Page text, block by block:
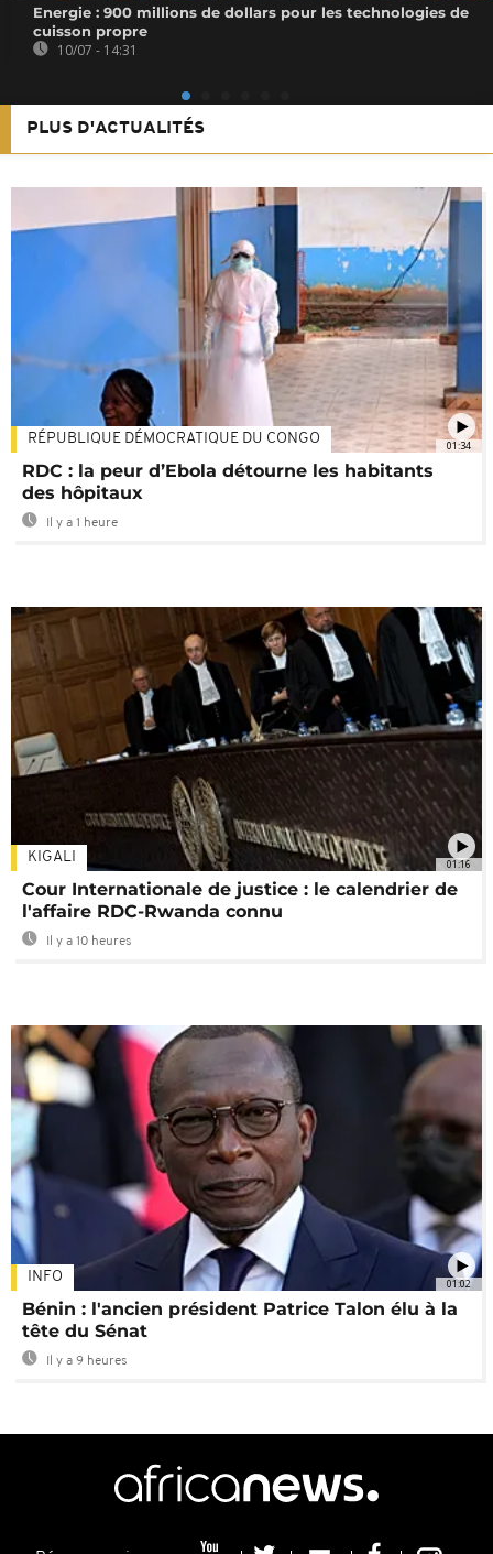
Energie : 900 millions de dollars pour les technologies de
cuisson propre
10/07 - 14:31
PLUS D'ACTUALITÉS
01:34
RÉPUBLIQUE DÉMOCRATIQUE DU CONGO
RDC : la peur d’Ebola détourne les habitants
des hôpitaux
Il y a 1 heure
01:16
KIGALI
Cour Internationale de justice : le calendrier de
l'affaire RDC-Rwanda connu
Il y a 10 heures
01:02
INFO
Bénin : l'ancien président Patrice Talon élu à la
tête du Sénat
Il y a 9 heures